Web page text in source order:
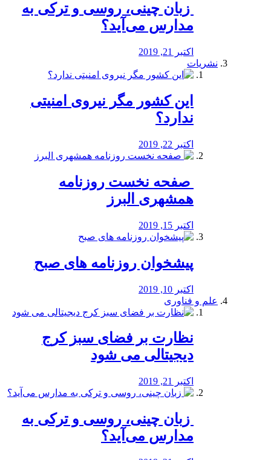
️ زبان چینی، روسی و ترکی به
مدارس می‌آید؟
اکتبر 21, 2019
نشریات
این کشور مگر نیروی امنیتی
ندارد؟
اکتبر 22, 2019
️ صفحه نخست روزنامه‌
همشهری البرز
اکتبر 15, 2019
پیشخوان روزنامه های صبح
اکتبر 10, 2019
علم و فناوری
نظارت بر فضای سبز کرج
دیجیتالی می شود
اکتبر 21, 2019
️ زبان چینی، روسی و ترکی به
مدارس می‌آید؟